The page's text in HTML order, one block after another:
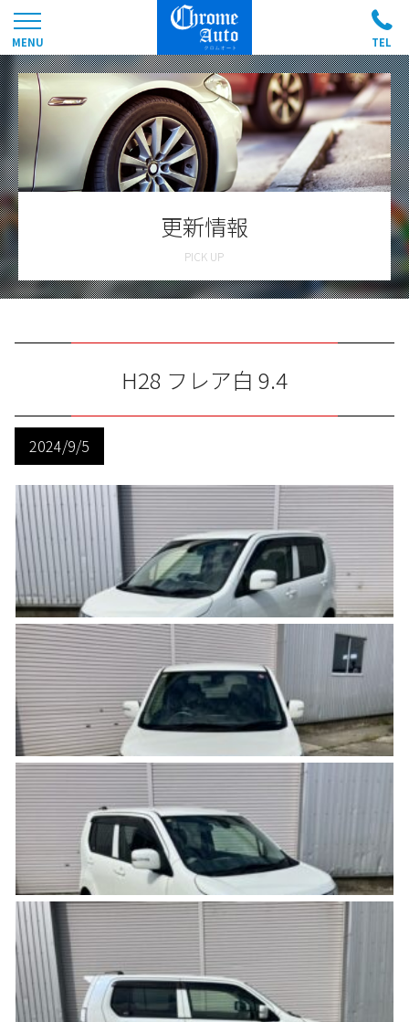
更新情報
H28 フレア白 9.4
2024/9/5